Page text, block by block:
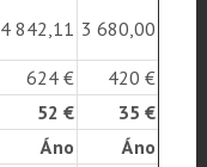
4 842,11 3 680,00
624 €
420 €
52 €
35 €
Áno
Áno